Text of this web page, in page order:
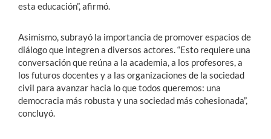
esta educación”, afirmó.
Asimismo, subrayó la importancia de promover espacios de
diálogo que integren a diversos actores. “Esto requiere una
conversación que reúna a la academia, a los profesores, a
los futuros docentes y a las organizaciones de la sociedad
civil para avanzar hacia lo que todos queremos: una
democracia más robusta y una sociedad más cohesionada”,
concluyó.